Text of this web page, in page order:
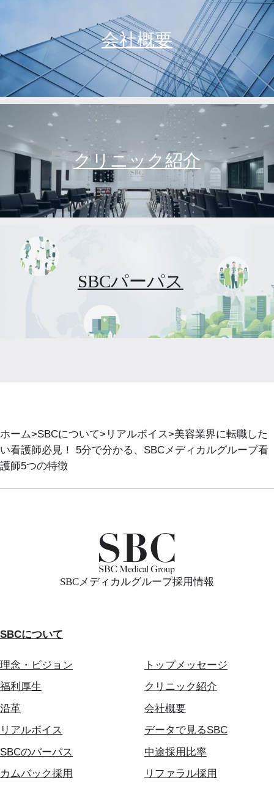
会社概要
クリニック紹介
SBCパーパス
ホーム SBCについて リアルボイス
美容業界に転職した
い看護師必見！ 5分で分かる、SBCメディカルグループ看
護師5つの特徴
SBCメディカルグループ採用情報
SBCについて
理念・ビジョン
トップメッセージ
福利厚生
クリニック紹介
沿革
会社概要
リアルボイス
データで見るSBC
SBCのパーパス
中途採用比率
カムバック採用
リファラル採用